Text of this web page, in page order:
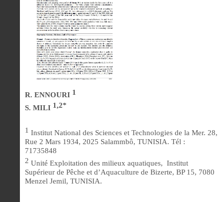
R. ENNOURI 1
S. MILI 1,2*
1 Institut National des Sciences et Technologies de la Mer. 28,
Rue 2 Mars 1934, 2025 Salammbô, TUNISIA. Tél :
71735848
2 Unité Exploitation des milieux aquatiques, Institut
Supérieur de Pêche et d’Aquaculture de Bizerte, BP 15, 7080
Menzel Jemil, TUNISIA.